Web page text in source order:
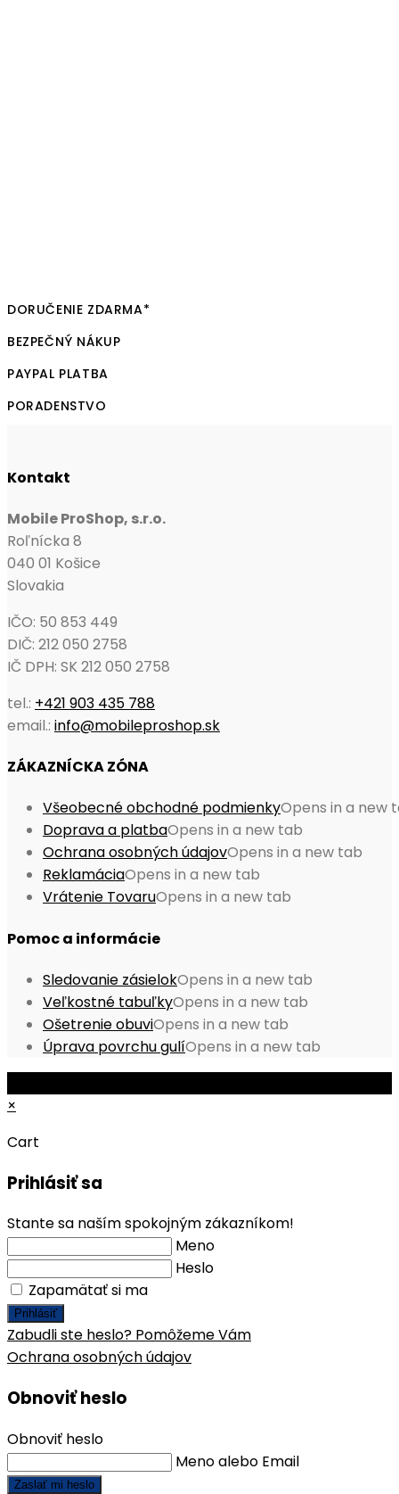
DORUČENIE ZDARMA*
BEZPEČNÝ NÁKUP
PAYPAL PLATBA
PORADENSTVO
Kontakt
Mobile ProShop, s.r.o.
Roľnícka 8
040 01 Košice
Slovakia
IČO: 50 853 449
DIČ: 212 050 2758
IČ DPH: SK 212 050 2758
tel.: +421 903 435 788
email.: info@mobileproshop.sk
ZÁKAZNÍCKA ZÓNA
Všeobecné obchodné podmienkyOpens in a new
Doprava a platbaOpens in a new tab
Ochrana osobných údajovOpens in a new tab
ReklamáciaOpens in a new tab
Vrátenie TovaruOpens in a new tab
Pomoc a informácie
Sledovanie zásielokOpens in a new tab
Veľkostné tabuľkyOpens in a new tab
Ošetrenie obuviOpens in a new tab
Úprava povrchu gulíOpens in a new tab
×
Cart
Prihlásiť sa
Stante sa naším spokojným zákazníkom!
Meno
Heslo
Zapamätať si ma
Prihlásiť
Zabudli ste heslo? Pomôžeme Vám
Ochrana osobných údajov
Obnoviť heslo
Obnoviť heslo
Meno alebo Email
Zaslať mi heslo